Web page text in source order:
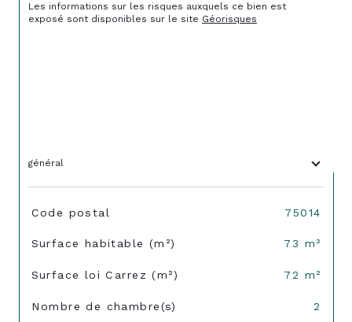
Les informations sur les risques auxquels ce bien est
exposé sont disponibles sur le site Géorisques
général
TRAD_SIROCCO_Caracteristique
Code postal 75014
Surface habitable (m²) 73 m²
Surface loi Carrez (m²) 72 m²
Nombre de chambre(s) 2